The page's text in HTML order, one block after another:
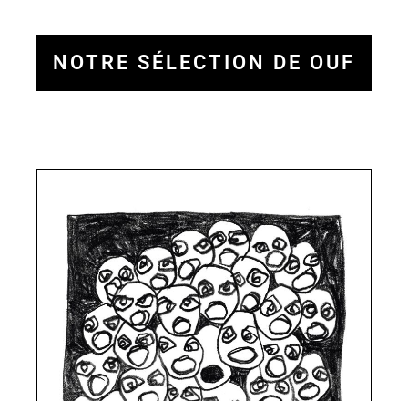
NOTRE SÉLECTION DE OUF